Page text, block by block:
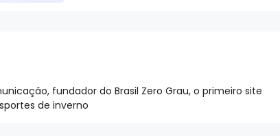
fundador do Brasil Zero Grau, o primeiro site
de inverno